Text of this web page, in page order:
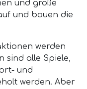
und größe
und bauen die
werden
sind alle Spiele,
und
werden. Aber